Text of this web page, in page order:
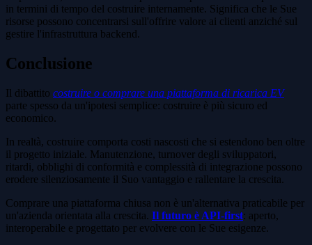
in termini di tempo del costruire internamente. Significa che le Sue
risorse possono concentrarsi sull'offrire valore ai clienti anziché sul
gestire l'infrastruttura backend.
Conclusione
Il dibattito costruire o comprare una piattaforma di ricarica EV
parte spesso da un'ipotesi semplice: costruire è più sicuro ed
economico.
In realtà, costruire comporta costi nascosti che si estendono ben oltre
il progetto iniziale. Manutenzione, turnover degli sviluppatori,
ritardi, obblighi di conformità e complessità di integrazione possono
erodere silenziosamente il Suo vantaggio e rallentare la crescita.
Comprare una piattaforma chiusa non è un'alternativa praticabile per
un'azienda orientata alla crescita. Il futuro è API-first: aperto,
interoperabile e progettato per evolvere con le Sue esigenze.